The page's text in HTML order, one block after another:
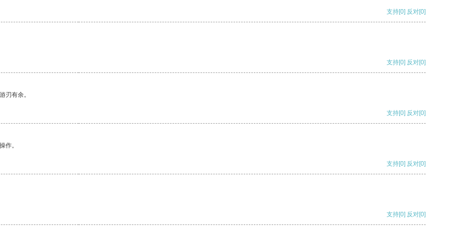
支持[0] 反对[0]
支持[0] 反对[0]
刃有余。
支持[0] 反对[0]
作。
支持[0] 反对[0]
支持[0] 反对[0]